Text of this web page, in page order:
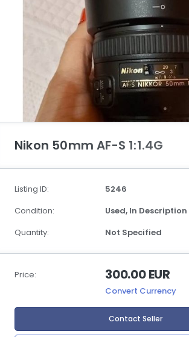
Nikon 50mm AF-S 1:1.4G
Listing ID:
5246
Condition:
Used, In Description
Quantity:
Not Specified
Price: 300.00 EUR
Convert Currency
Contact Seller